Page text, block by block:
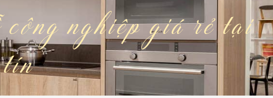
nghiệp giá rẻ tại